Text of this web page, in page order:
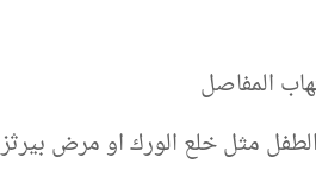
المفاصل
مثل خلع الورك او مرض بيرثز